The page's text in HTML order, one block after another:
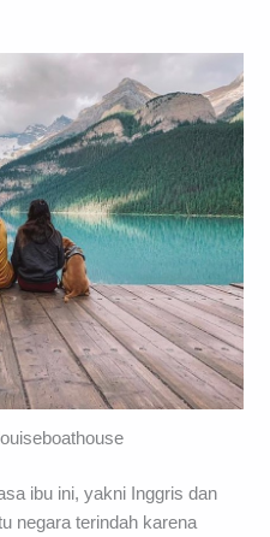
ibu ini, yakni Inggris dan
negara terindah karena